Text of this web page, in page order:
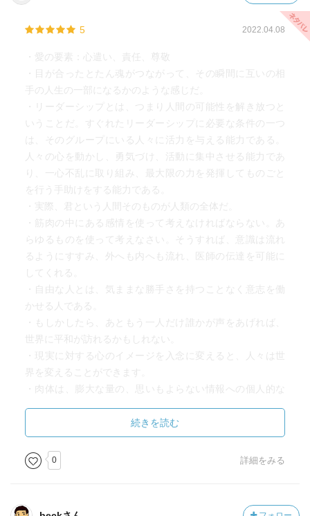
5 2022.04.08
・愛の要素：心遣い、責任、尊敬
・目が合ったとたん魂がつながって、その瞬間に互いの相
手の人生の一部になるかのような感じだ。
・リーダーシップとは、つまり人間の可能性を解き放つと
いうことだ。すぐれたリーダーシップに必要な条件の一つ
は、そのグループにいる人々に活力を与える能力である。
人々の心を動かし、勇気づけ、活動に集中させる能力であ
り、一心不乱に取り組み、最大限の力を発揮してものごと
を行う手助けをする能力である。
・実際、君という人間そのものが人類の全体だ。
・筋肉の中にある感情を使って考えなければならない。あ
らゆるものを使って考えなさい。そうすれば、意識は流れ
るようにすすみ、外へも内へも流れ、医師の伝達を可能に
してくれる。
・自由な人とは、気ままな勝手さを持つことなく意志を働
かせる人である。
・もしかしたら、あともう一人だけ誰かが声をあげれば、
世界に平和が訪れるかもしれない。
・現実に対する心のイメージを入念に変えると、人々は世
界を変えることができます。
・肉体は、膨大な量の、思いもよらない情報への個人的な
続きを読む
0 詳細をみる